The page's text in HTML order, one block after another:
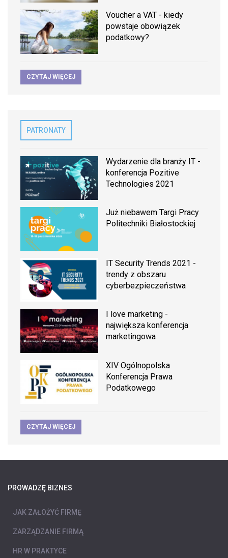
Voucher a VAT - kiedy
powstaje obowiązek
podatkowy?
CZYTAJ WIĘCEJ
PATRONATY
Wydarzenie dla branży IT -
konferencja Pozitive
Technologies 2021
Już niebawem Targi Pracy
Politechniki Białostockiej
IT Security Trends 2021 -
trendy z obszaru
cyberbezpieczeństwa
I love marketing -
największa konferencja
marketingowa
XIV Ogólnopolska
Konferencja Prawa
Podatkowego
CZYTAJ WIĘCEJ
PROWADZĘ BIZNES
JAK ZAŁOŻYĆ FIRMĘ
ZARZĄDZANIE FIRMĄ
HR W PRAKTYCE